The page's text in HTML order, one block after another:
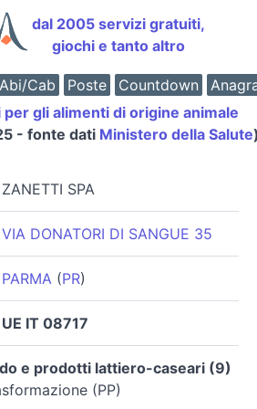
dal 2005 servizi gratuiti,
giochi e tanto altro
Abi/Cab Poste Countdown
gli alimenti di origine animale
- fonte dati Ministero della Salute)
ZANETTI SPA
VIA DONATORI DI SANGUE 35
PARMA (PR)
UE IT 08717
e prodotti lattiero-caseari (9)
(PP)